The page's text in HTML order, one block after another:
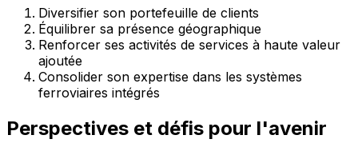
Diversifier son portefeuille de clients
Équilibrer sa présence géographique
Renforcer ses activités de services à haute valeur
ajoutée
Consolider son expertise dans les systèmes
ferroviaires intégrés
Perspectives et défis pour l'avenir